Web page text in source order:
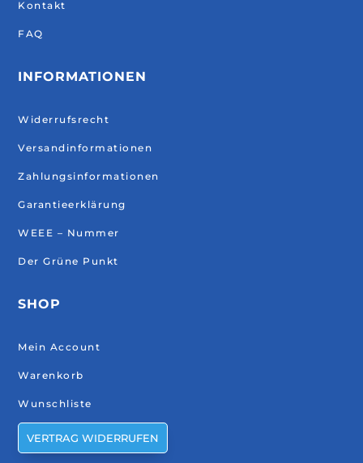
Kontakt
FAQ
INFORMATIONEN
Widerrufsrecht
Versandinformationen
Zahlungsinformationen
Garantieerklärung
WEEE – Nummer
Der Grüne Punkt
SHOP
Mein Account
Warenkorb
Wunschliste
VERTRAG WIDERRUFEN